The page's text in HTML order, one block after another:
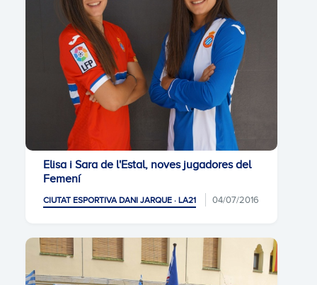
Elisa i Sara de l'Estal, noves jugadores del
Femení
CIUTAT ESPORTIVA DANI JARQUE · LA21 04/07/2016